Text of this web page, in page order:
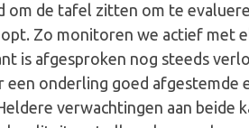
om de tafel zitten om te
Zo monitoren we actief met
is afgesproken nog steeds
onderling goed afgestemde
verwachtingen aan beide